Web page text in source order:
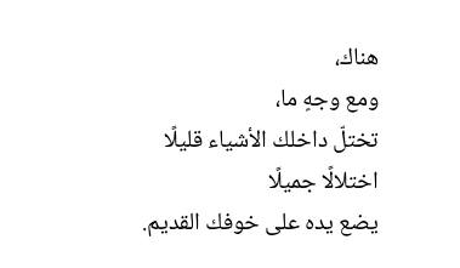
هناك،
ومع وجهٍ ما،
تختلّ داخلك الأشياء قليلًا
اختلالًا جميلًا
يضع يده على خوفك القديم.